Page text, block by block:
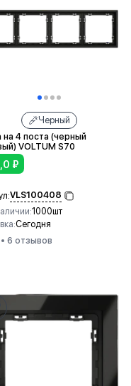
Черный
на 4 поста (черный
VOLTUM S70
₽
VLS100408
1000шт
Сегодня
6 отзывов